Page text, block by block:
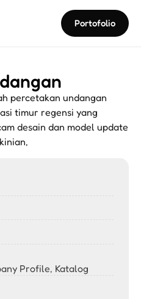
Portofolio
percetakan undangan
timur regensi yang
desain dan model update
Profile, Katalog